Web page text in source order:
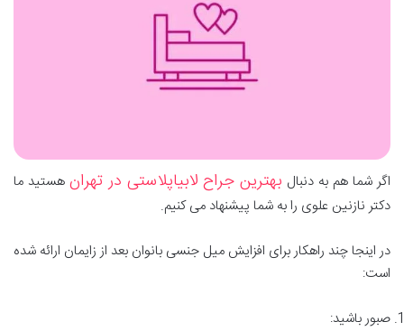
اگر شما هم به دنبال بهترین جراح لابیاپلاستی در تهران هستید ما
دکتر نازنین علوی را به شما پیشنهاد می کنیم.
در اینجا چند راهکار برای افزایش میل جنسی بانوان بعد از زایمان ارائه شده
است:
صبور باشید: